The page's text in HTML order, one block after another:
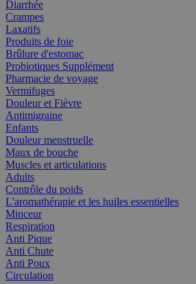
Diarrhée
Crampes
Laxatifs
Produits de foie
Brûlure d'estomac
Probiotiques Supplément
Pharmacie de voyage
Vermifuges
Douleur et Fièvre
Antimigraine
Enfants
Douleur menstruelle
Maux de bouche
Muscles et articulations
Adults
Contrôle du poids
L'aromathérapie et les huiles essentielles
Minceur
Respiration
Anti Pique
Anti Chute
Anti Poux
Circulation